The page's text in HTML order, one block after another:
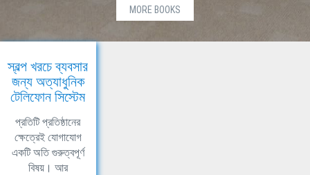
MORE BOOKS
স্বল্প খরচে ব্যবসার
জন্য অত্যাধুনিক
টেলিফোন সিস্টেম
প্রতিটি প্রতিষ্ঠানের
ক্ষেত্রেই যোগাযোগ
একটি অতি গুরুত্বপূর্ণ
বিষয়। আর